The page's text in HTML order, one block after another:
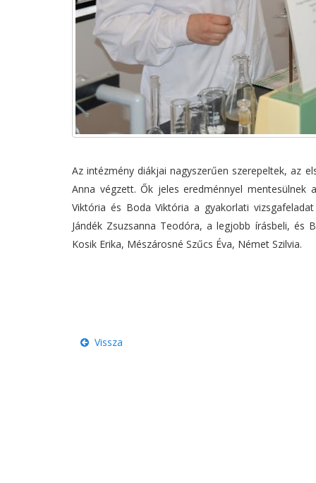
Az intézmény diákjai nagyszerűen szerepeltek, az
Anna végzett. Ők jeles eredménnyel mentesülnek
Viktória és Boda Viktória a gyakorlati
Jándék Zsuzsanna Teodóra, a legjobb írásbeli, és
Kosik Erika, Mészárosné Szűcs Éva, Német Szilvia.
Vissza